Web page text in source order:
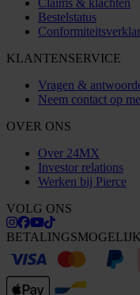
Claims & klachten
Bestelstatus
KLANTENSERVICE
Vragen &
Neem contact op
OVER ONS
Over 24MX
Investor relations
Werken bij Pierce
VOLG ONS